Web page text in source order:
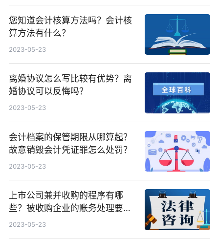
您知道会计核算方法吗？会计核
算方法有什么？
2023-05-23
离婚协议怎么写比较有优势？离
婚协议可以反悔吗？
2023-05-23
会计档案的保管期限从哪算起？
故意销毁会计凭证罪怎么处罚？
2023-05-23
上市公司兼并收购的程序有哪
些？被收购企业的账务处理要点
是什么？
2023-05-23